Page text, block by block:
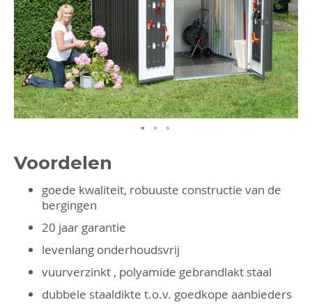
naar
het
afbeeldingen-
gallerij
Voordelen
goede kwaliteit, robuuste constructie van de
bergingen
20 jaar garantie
levenlang onderhoudsvrij
vuurverzinkt , polyamide gebrandlakt staal
dubbele staaldikte t.o.v. goedkope aanbieders